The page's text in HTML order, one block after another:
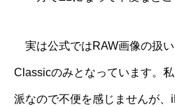
実は公式ではRAW画像の扱
Classicのみとなっています。
派なので不便を感じませんが、